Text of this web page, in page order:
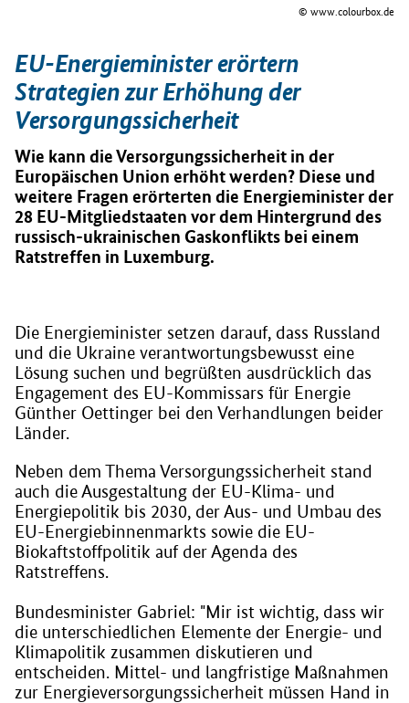
© www.colourbox.de
EU-Energieminister erörtern
Strategien zur Erhöhung der
Versorgungssicherheit
Wie kann die Versorgungssicherheit in der
Europäischen Union erhöht werden? Diese und
weitere Fragen erörterten die Energieminister der
28 EU-Mitgliedstaaten vor dem Hintergrund des
russisch-ukrainischen Gaskonflikts bei einem
Ratstreffen in Luxemburg.
Die Energieminister setzen darauf, dass Russland
und die Ukraine verantwortungsbewusst eine
Lösung suchen und begrüßten ausdrücklich das
Engagement des EU-Kommissars für Energie
Günther Oettinger bei den Verhandlungen beider
Länder.
Neben dem Thema Versorgungssicherheit stand
auch die Ausgestaltung der EU-Klima- und
Energiepolitik bis 2030, der Aus- und Umbau des
EU-Energiebinnenmarkts sowie die EU-
Biokaftstoffpolitik auf der Agenda des
Ratstreffens.
Bundesminister Gabriel: "Mir ist wichtig, dass wir
die unterschiedlichen Elemente der Energie- und
Klimapolitik zusammen diskutieren und
entscheiden. Mittel- und langfristige Maßnahmen
zur Energieversorgungssicherheit müssen Hand in